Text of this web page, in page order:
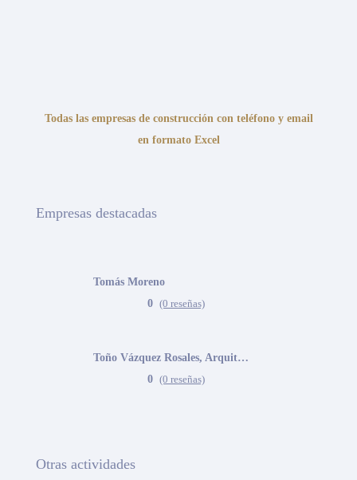
Todas las empresas de construcción con teléfono y email
en formato Excel
Empresas destacadas
Tomás Moreno
0 (0 reseñas)
Toño Vázquez Rosales, Arquitecto
0 (0 reseñas)
Otras actividades